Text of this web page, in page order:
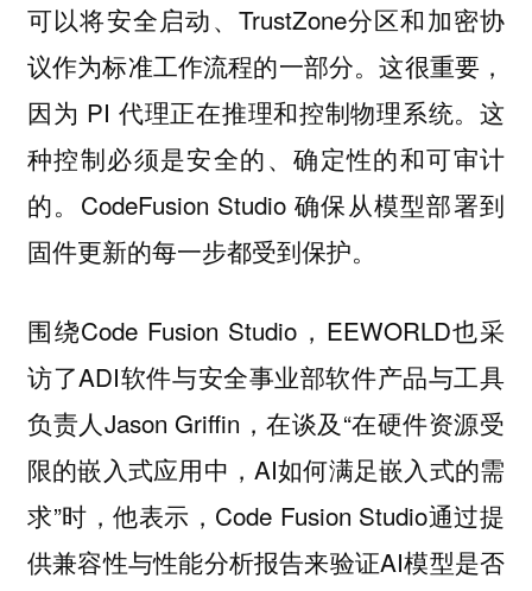
可以将安全启动、TrustZone分区和加密协
议作为标准工作流程的一部分。这很重要，
因为 PI 代理正在推理和控制物理系统。这
种控制必须是安全的、确定性的和可审计
的。CodeFusion Studio 确保从模型部署到
固件更新的每一步都受到保护。
围绕Code Fusion Studio，EEWORLD也采
访了ADI软件与安全事业部软件产品与工具
负责人Jason Griffin，在谈及“在硬件资源受
限的嵌入式应用中，AI如何满足嵌入式的需
求”时，他表示，Code Fusion Studio通过提
供兼容性与性能分析报告来验证AI模型是否